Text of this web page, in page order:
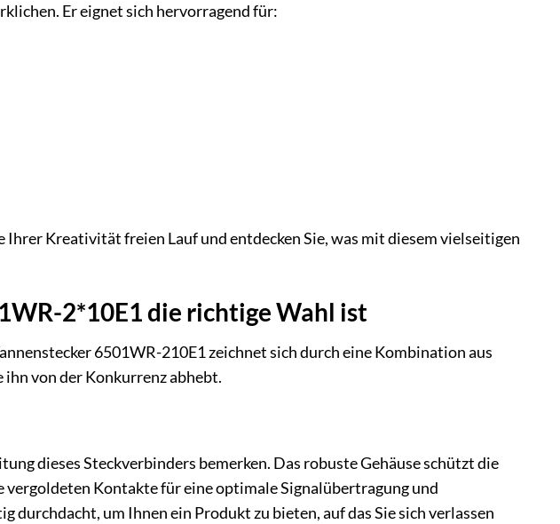
Er eignet sich hervorragend für:
Ihrer Kreativität freien Lauf und entdecken Sie, was mit diesem vielseitigen
2*10E1 die richtige Wahl ist
6501WR-210E1 zeichnet sich durch eine Kombination aus
von der Konkurrenz abhebt.
dieses Steckverbinders bemerken. Das robuste Gehäuse schützt die
Kontakte für eine optimale Signalübertragung und
um Ihnen ein Produkt zu bieten, auf das Sie sich verlassen